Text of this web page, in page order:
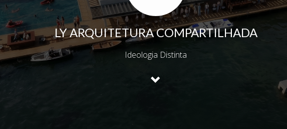
LY ARQUITETURA COMPARTILHADA
Ideologia Distinta